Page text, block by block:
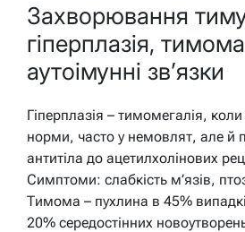
Захворювання
гіперплазія,
аутоімунні зв’язки
Гіперплазія – тимомегалія,
норми, часто у немовлят, але й
антитіла до ацетилхолінових
Симптоми: слабкість м’язів,
Тимома – пухлина в 45%
20% середостінних